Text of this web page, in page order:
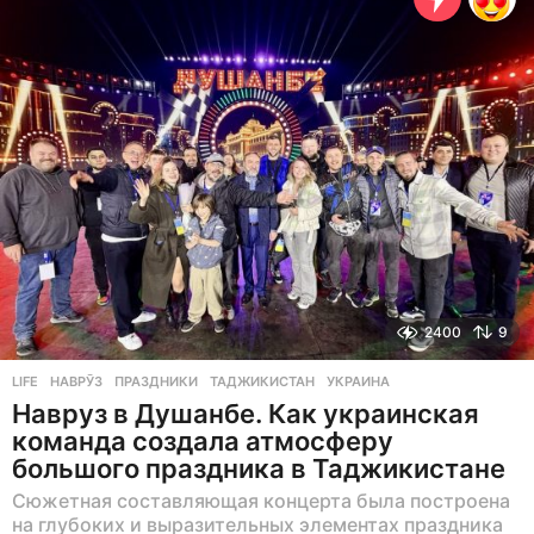
а
а
д
2400 9
LIFE НАВРӮЗ ,ПРАЗДНИКИ ,ТАДЖИКИСТАН ,УКРАИНА
Навруз в Душанбе. Как украинская
команда создала атмосферу
большого праздника в Таджикистане
Сюжетная составляющая концерта была построена
на глубоких и выразительных элементах праздника